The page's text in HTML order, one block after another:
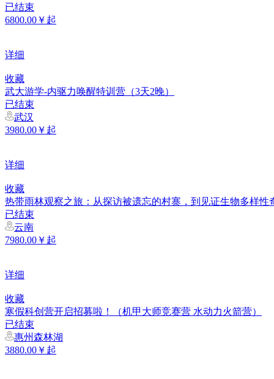
已结束
6800.00￥起
详细
收藏
武大游学-内驱力唤醒特训营（3天2晚）
已结束
武汉
3980.00￥起
详细
收藏
热带雨林观察之旅：从探访被遗忘的村寨，到见证生物多样性
已结束
云南
7980.00￥起
详细
收藏
寒假科创营开启招募啦！（机甲大师竞赛营 水动力火箭营）
已结束
惠州森林湖
3880.00￥起